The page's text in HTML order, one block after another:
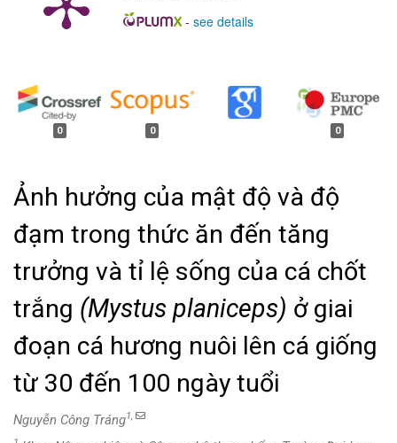
- see details
0 0 0
Ảnh hưởng của mật độ và độ
đạm trong thức ăn đến tăng
trưởng và tỉ lệ sống của cá chốt
trắng (Mystus planiceps) ở giai
đoạn cá hương nuôi lên cá giống
từ 30 đến 100 ngày tuổi
Nguyễn Công Tráng1,